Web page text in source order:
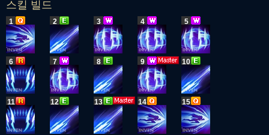
스킬 빌드
1 2 3 4 5
6 7 8 9 10
11 12 13 14 15